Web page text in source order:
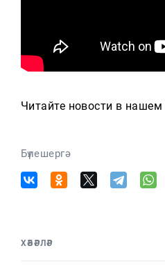
Читайте новости в нашем
Бүлешергә
ХӘБӘРЛӘР